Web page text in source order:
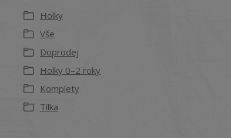
Holky
Vše
Doprodej
Holky 0–2 roky
Komplety
Tílka